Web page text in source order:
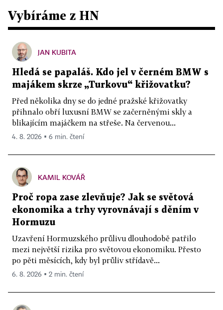
Vybíráme z HN
JAN KUBITA
Hledá se papaláš. Kdo jel v černém BMW s
majákem skrze „Turkovu“ křižovatku?
Před několika dny se do jedné pražské křižovatky
přihnalo obří luxusní BMW se začerněnými skly a
blikajícím majáčkem na střeše. Na červenou...
4. 8. 2026 ▪ 6 min. čtení
KAMIL KOVÁŘ
Proč ropa zase zlevňuje? Jak se světová
ekonomika a trhy vyrovnávají s děním v
Hormuzu
Uzavření Hormuzského průlivu dlouhodobě patřilo
mezi největší rizika pro světovou ekonomiku. Přesto
po pěti měsících, kdy byl průliv střídavě...
6. 8. 2026 ▪ 2 min. čtení